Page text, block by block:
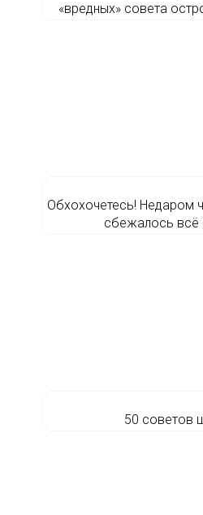
«вредных» совета
Обхохочетесь! Недаром
сбежалось всё
50 советов